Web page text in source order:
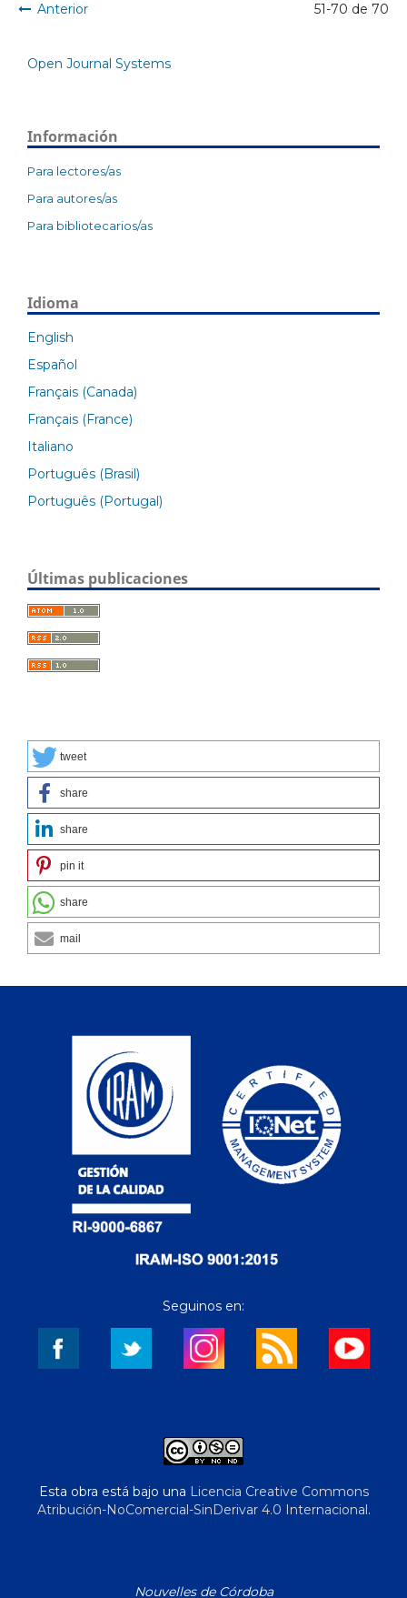
Anterior 51-70 de 70
Open Journal Systems
Información
Para lectores/as
Para autores/as
Para bibliotecarios/as
Idioma
English
Español
Français (Canada)
Français (France)
Italiano
Português (Brasil)
Português (Portugal)
Últimas publicaciones
tweet
share
share
pin it
share
mail
Seguinos en:
Esta obra está bajo una Licencia Creative Commons
Atribución-NoComercial-SinDerivar 4.0 Internacional.
Nouvelles de Córdoba